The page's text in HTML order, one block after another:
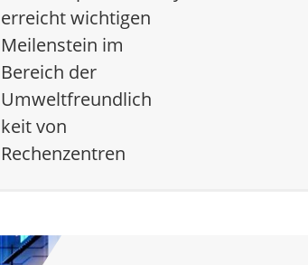
erreicht wichtigen
Meilenstein im
Bereich der
Umweltfreundlich
keit von
Rechenzentren